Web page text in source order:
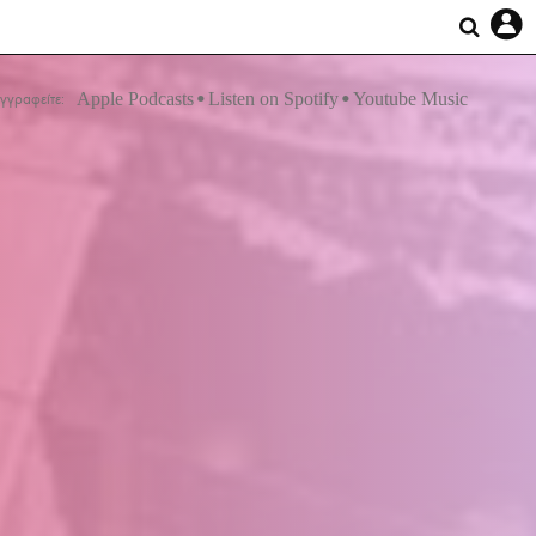
Apple Podcasts Listen on Spotify Youtube Music